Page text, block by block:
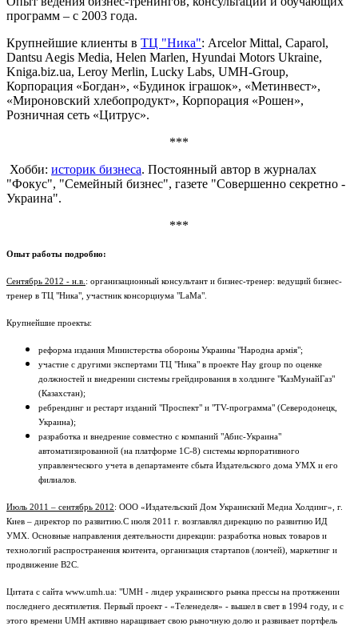
программ – с 2003 года.
Крупнейшие клиенты в ТЦ "Ника": Arcelor Mittal, Caparol,
Dantsu Aegis Media, Helen Marlen, Hyundai Motors Ukraine,
Kniga.biz.ua, Leroy Merlin, Lucky Labs, UMH-Group,
Корпорация «Богдан», «Будинок іграшок», «Метинвест»,
«Мироновский хлебопродукт», Корпорация «Рошен»,
Розничная сеть «Цитрус».
***
Хобби: историк бизнеса. Постоянный автор в журналах
"Фокус", "Семейный бизнес", газете "Совершенно секретно -
Украина".
***
Опыт работы подробно:
Сентябрь 2012 - н.в. : организационный консультант и бизнес-тренер: ведущий бизнес-
тренер в ТЦ "Ника", участник консорциума "LaMa".
Крупнейшие проекты:
реформа издания Министерства обороны Украины "Народна армія";
участие с другими экспертами ТЦ "Ника" в проекте Hay group по оценке
должностей и внедрении системы грейдирования в холдинге "КазМунайГаз"
(Казахстан);
ребрендинг и рестарт изданий "Проспект" и "TV-программа" (Северодонецк,
Украина);
разработка и внедрение совместно с компаний "Абис-Украина"
автоматизированной (на платформе 1С-8) системы корпоративного
управленческого учета в департаменте сбыта Издательского дома УМХ и его
филиалов.
Июль 2011 – сентябрь 2012: ООО «Издательский Дом Украинский Медиа Холдинг», г.
Киев – директор по развитию.С июля 2011 г. возглавлял дирекцию по развитию ИД
УМХ. Основные направления деятельности дирекции: разработка новых товаров и
технологий распространения контента, организация стартапов (лончей), маркетинг и
продвижение B2C.
Цитата с сайта www.umh.ua: "UMH - лидер украинского рынка прессы на протяжении
последнего десятилетия. Первый проект - «Теленеделя» - вышел в свет в 1994 году, и с
этого времени UMH активно наращивает свою рыночную долю и развивает портфель